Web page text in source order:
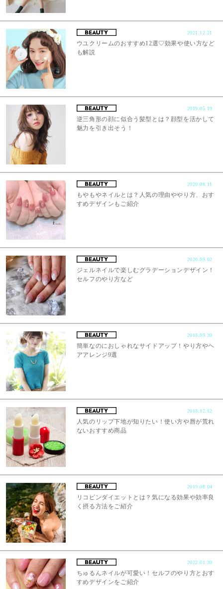
2021.12.21
ウユクリームのおすすめ12選♡効果や使い方など
も解説
2019.05.19
逆三角形の顔に似合う髪型とは？顔型を活かして
魅力を引き出そう！
2020.08.11
もやもやネイルとは？人気の理由ややり方、おす
すめデザインもご紹介
2020.09.02
ジェルネイルで楽しむグラデーションデザイン！
セルフのやり方など
2018.09.30
簡単なのにおしゃれなサイドアップ！やり方やヘ
アアレンジ9選
2018.12.12
人気のリップ下地が知りたい！使い方や唇が荒れ
ないおすすめ商品
2019.08.04
リコピンダイエットとは？気になる効果や効率良
く摂る方法をご紹介
2022.01.30
ちゅるんネイルが可愛い！セルフのやり方とおす
すめデザインをご紹介